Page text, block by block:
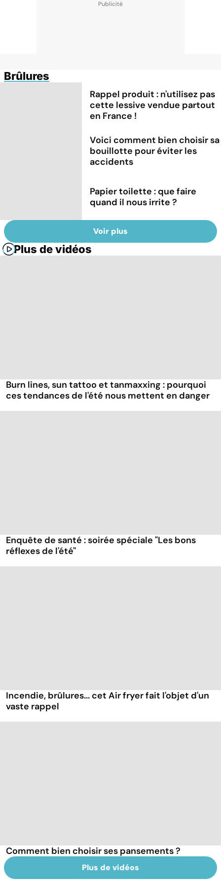
Brûlures
Rappel produit : n'utilisez pas
cette lessive vendue partout
en France !
Voici comment bien choisir sa
bouillotte pour éviter les
accidents
Papier toilette : que faire
quand il nous irrite ?
Voir plus
Plus de vidéos
Burn lines, sun tattoo et tanmaxxing : pourquoi
ces tendances de l'été nous mettent en danger
Enquête de santé : soirée spéciale "Les bons
réflexes de l'été"
Incendie, brûlures... cet Air fryer fait l'objet d'un
vaste rappel
Comment bien choisir ses pansements ?
Plus de vidéos